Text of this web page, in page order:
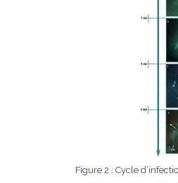
Figure 2 : Cycle